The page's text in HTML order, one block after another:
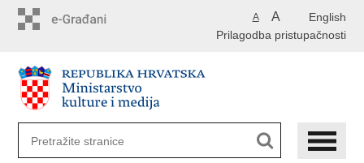
English
A A
Prilagodba pristupačnosti